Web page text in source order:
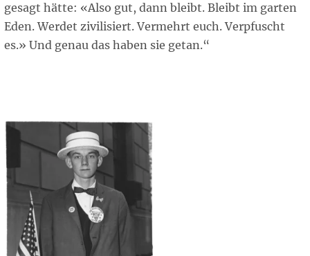
gesagt hätte: «Also gut, dann bleibt. Bleibt im garten
Eden. Werdet zivilisiert. Vermehrt euch. Verpfuscht
es.» Und genau das haben sie getan.“